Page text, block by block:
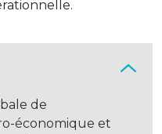
de
économique et